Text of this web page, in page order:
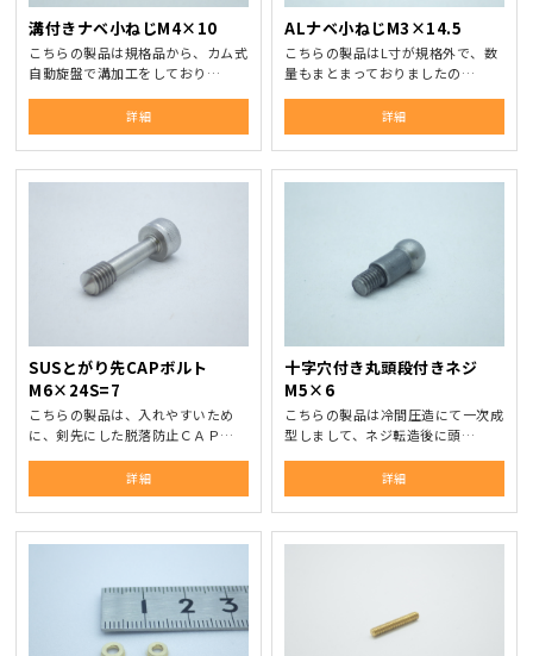
溝付きナベ小ねじM4×10
こちらの製品は規格品から、カム式
自動旋盤で溝加工をしており…
詳細
ALナベ小ねじM3×14.5
こちらの製品はL寸が規格外で、数
量もまとまっておりましたの…
詳細
SUSとがり先CAPボルト
M6×24S=7
こちらの製品は、入れやすいため
に、剣先にした脱落防止ＣＡＰ…
詳細
十字穴付き丸頭段付きネジ
M5×6
こちらの製品は冷間圧造にて一次成
型しまして、ネジ転造後に頭…
詳細